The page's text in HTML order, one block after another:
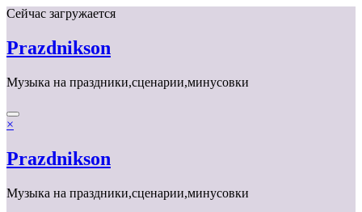
Перейти
содержимому
Сейчас загружается
Prazdnikson
Музыка на праздники,сценарии,минусовки
×
Prazdnikson
Музыка на праздники,сценарии,минусовки